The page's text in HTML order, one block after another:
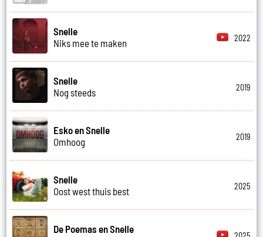
Snelle
Niks mee te maken
2022
Snelle
Nog steeds
2019
Esko en Snelle
Omhoog
2019
Snelle
Oost west thuis best
2025
De Poemas en Snelle